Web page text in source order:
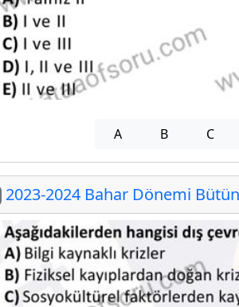
A B C
2023-2024 Bahar Dönemi